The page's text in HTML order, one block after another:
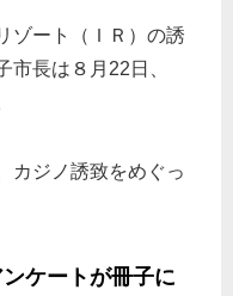
ゾート（ＩＲ）の誘
市長は８月22日、
カジノ誘致をめぐっ
ケートが冊子に